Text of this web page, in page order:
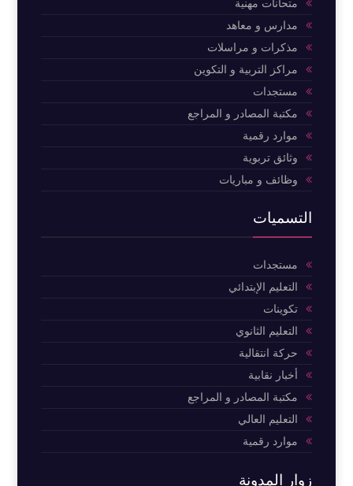
متحانات مهنية
مدارس و معاهد
مذكرات و مراسلات
مراكز التربية و التكوين
مستجدات
مكتبة المصادر و المراجع
موارد رقمية
وثائق تربوية
وظائف و مباريات
التسميات
مستجدات
التعليم الإبتدائي
تكوينات
التعليم الثانوي
حركة انتقالية
أخبار نقابية
مكتبة المصادر و المراجع
التعليم العالي
موارد رقمية
زوار المدونة